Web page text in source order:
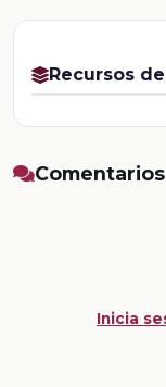
Recursos
Comentarios
Inicia